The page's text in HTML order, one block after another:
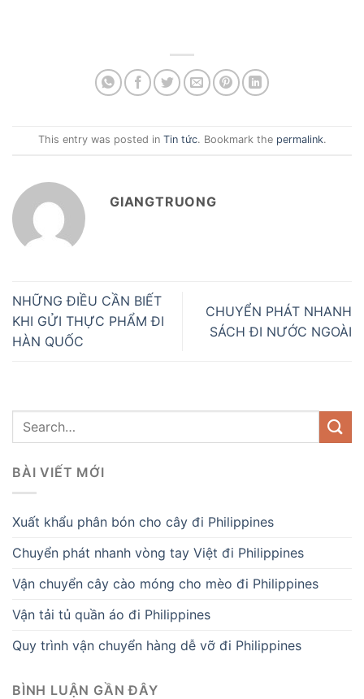
This entry was posted in Tin tức. Bookmark the permalink.
GIANGTRUONG
NHỮNG ĐIỀU CẦN BIẾT
KHI GỬI THỰC PHẨM ĐI
HÀN QUỐC
CHUYỂN PHÁT NHANH
SÁCH ĐI NƯỚC NGOÀI
BÀI VIẾT MỚI
Xuất khẩu phân bón cho cây đi Philippines
Chuyển phát nhanh vòng tay Việt đi Philippines
Vận chuyển cây cào móng cho mèo đi Philippines
Vận tải tủ quần áo đi Philippines
Quy trình vận chuyển hàng dễ vỡ đi Philippines
BÌNH LUẬN GẦN ĐÂY